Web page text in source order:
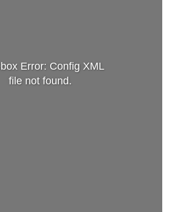
Error: Config XML
file not found.